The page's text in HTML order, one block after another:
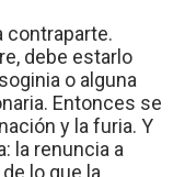
contraparte.
debe estarlo
o alguna
Entonces se
y la furia. Y
la renuncia a
lo que la